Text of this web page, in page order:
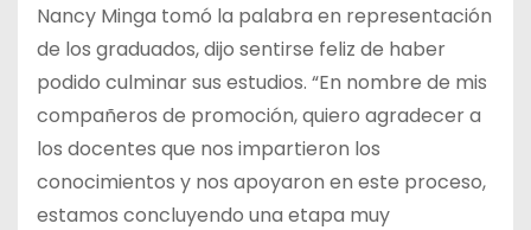
Nancy Minga tomó la palabra en representación
de los graduados, dijo sentirse feliz de haber
podido culminar sus estudios. “En nombre de mis
compañeros de promoción, quiero agradecer a
los docentes que nos impartieron los
conocimientos y nos apoyaron en este proceso,
estamos concluyendo una etapa muy